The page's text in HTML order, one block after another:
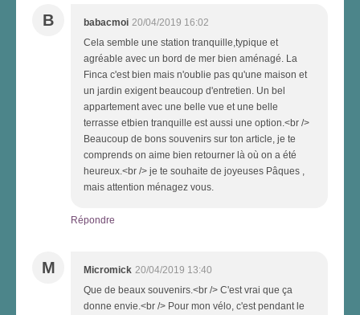
B babacmoi 20/04/2019 16:02
Cela semble une station tranquille,typique et
agréable avec un bord de mer bien aménagé. La
Finca c'est bien mais n'oublie pas qu'une maison et
un jardin exigent beaucoup d'entretien. Un bel
appartement avec une belle vue et une belle
terrasse etbien tranquille est aussi une option.<br />
Beaucoup de bons souvenirs sur ton article, je te
comprends on aime bien retourner là où on a été
heureux.<br /> je te souhaite de joyeuses Pâques ,
mais attention ménagez vous.
Répondre
M Micromick 20/04/2019 13:40
Que de beaux souvenirs.<br /> C'est vrai que ça
donne envie.<br /> Pour mon vélo, c'est pendant le